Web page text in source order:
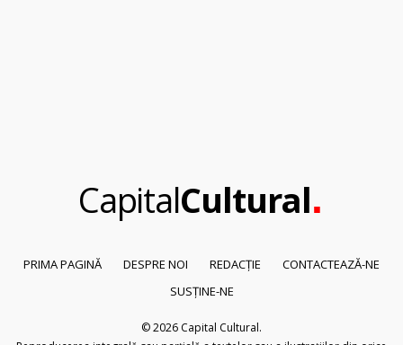
CapitalCultural.
PRIMA PAGINĂ DESPRE NOI REDACȚIE
CONTACTEAZĂ-NE
SUSȚINE-NE
© 2026 Capital Cultural.